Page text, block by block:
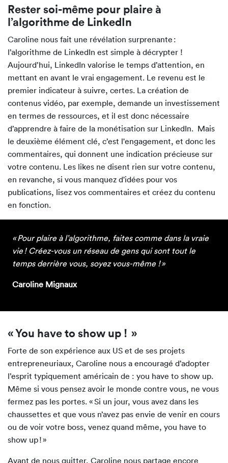
Rester soi-même pour plaire à
l’algorithme de LinkedIn
Caroline nous fait une révélation surprenante :
l’algorithme de LinkedIn est simple à décrypter !
Aujourd’hui, LinkedIn valorise le temps d’attention, en
mettant en avant le vrai engagement. Le revenu est le
premier indicateur à suivre, certes. La création de
contenus vidéo, par exemple, demande un investissement
en termes de ressources, et il est donc nécessaire
d’apprendre à faire de la monétisation sur LinkedIn. Mais
le deuxième élément clé, c’est l'engagement, et donc les
commentaires, qui donnent une indication précieuse sur
votre contenu. Les likes ne disent rien sur votre contenu,
en revanche, si vous manquez d'idées pour vos
publications, lisez vos commentaires et créez du contenu
en fonction.
« Pour plaire à l’algorithme, faites comme dans la vraie
vie ! Créez-vous un réseau de gens qui sont tout le
temps derrière vous, soyez vous-même ! »
Caroline Mignaux
« You have to show up ! »
Forte de son expérience aux US et de ses projets
entrepreneuriaux, Caroline nous a encouragé d’adopter
l’esprit typiquement américain de : you have to show up.
Même si vous pensez avoir le monde contre vous, ne vous
fermez pas les portes. « Si un jour, vous avez dans les
chaussettes et que vous n’avez pas envie de venir en cours
ou de voir votre boss, venez quand même, you have to
show up ! »
Avant de nous quitter, Caroline nous partage encore